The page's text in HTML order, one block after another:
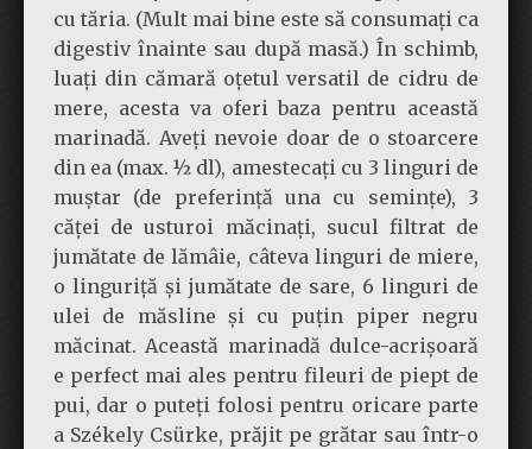
cu tăria. (Mult mai bine este să consumați ca
digestiv înainte sau după masă.) În schimb,
luați din cămară oțetul versatil de cidru de
mere, acesta va oferi baza pentru această
marinadă. Aveți nevoie doar de o stoarcere
din ea (max. ½ dl), amestecați cu 3 linguri de
muștar (de preferință una cu semințe), 3
căței de usturoi măcinați, sucul filtrat de
jumătate de lămâie, câteva linguri de miere,
o linguriță și jumătate de sare, 6 linguri de
ulei de măsline și cu puțin piper negru
măcinat. Această marinadă dulce-acrișoară
e perfect mai ales pentru fileuri de piept de
pui, dar o puteți folosi pentru oricare parte
a Székely Csürke, prăjit pe grătar sau într-o